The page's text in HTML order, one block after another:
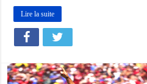
Lire la suite